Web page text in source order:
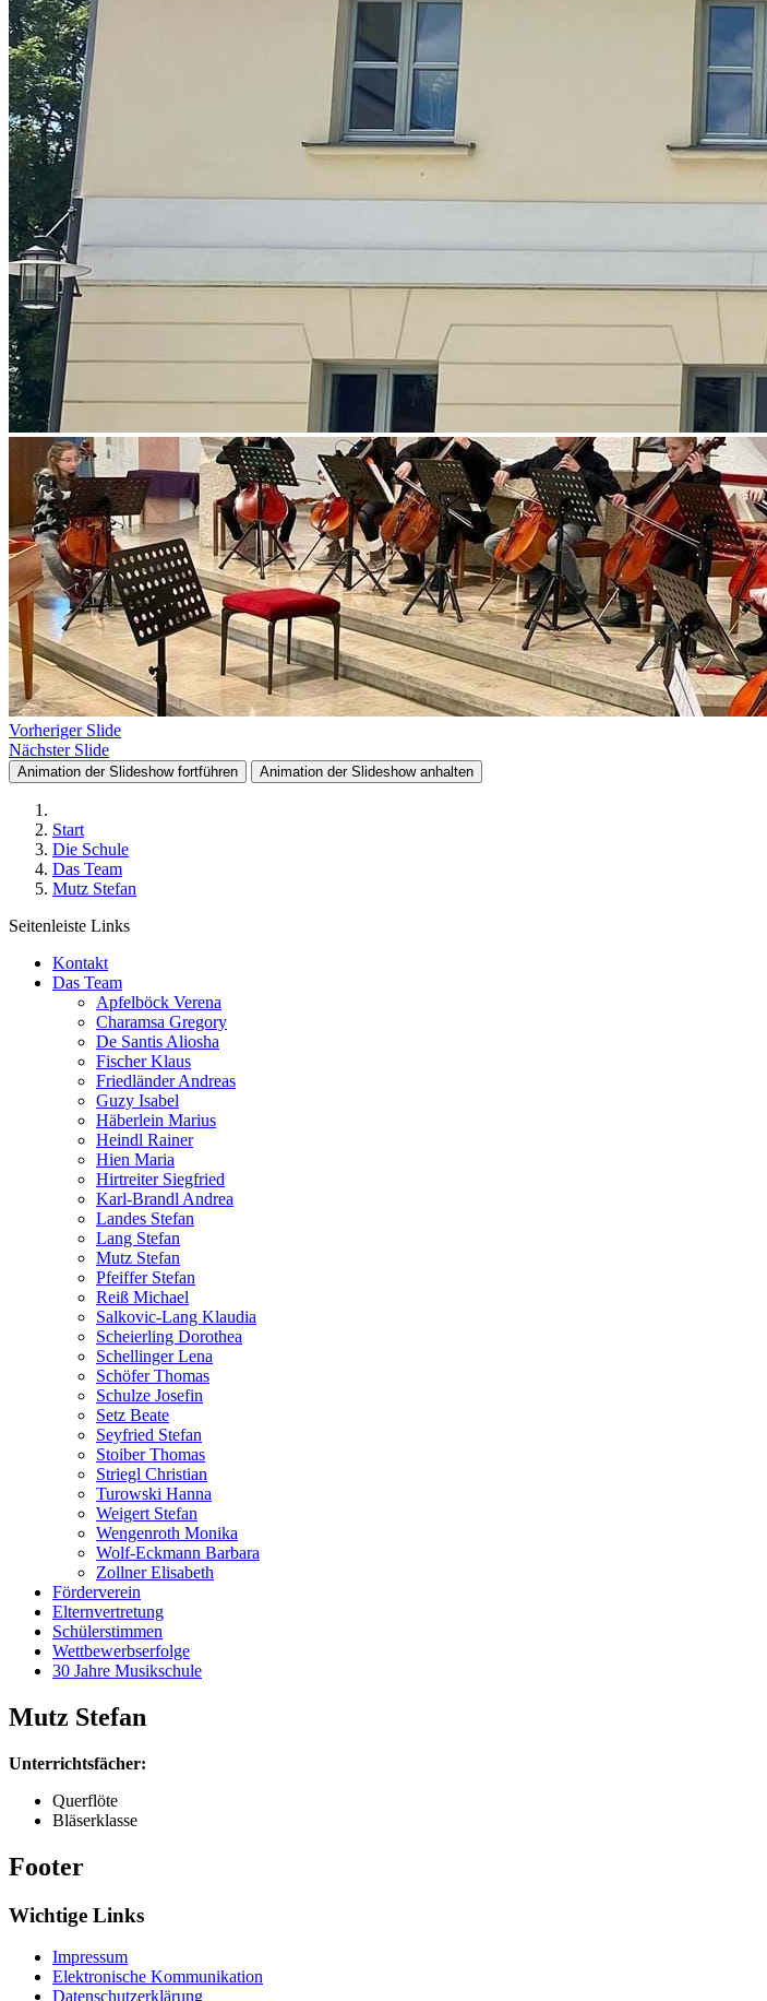
Vorheriger Slide
Nächster Slide
Animation der Slideshow fortführen Animation der Slideshow anhalten
Start
Die Schule
Das Team
Mutz Stefan
Seitenleiste Links
Kontakt
Das Team
Apfelböck Verena
Charamsa Gregory
De Santis Aliosha
Fischer Klaus
Friedländer Andreas
Guzy Isabel
Häberlein Marius
Heindl Rainer
Hien Maria
Hirtreiter Siegfried
Karl-Brandl Andrea
Landes Stefan
Lang Stefan
Mutz Stefan
Pfeiffer Stefan
Reiß Michael
Salkovic-Lang Klaudia
Scheierling Dorothea
Schellinger Lena
Schöfer Thomas
Schulze Josefin
Setz Beate
Seyfried Stefan
Stoiber Thomas
Striegl Christian
Turowski Hanna
Weigert Stefan
Wengenroth Monika
Wolf-Eckmann Barbara
Zollner Elisabeth
Förderverein
Elternvertretung
Schülerstimmen
Wettbewerbserfolge
30 Jahre Musikschule
Mutz Stefan
Unterrichtsfächer:
Querflöte
Bläserklasse
Footer
Wichtige Links
Impressum
Elektronische Kommunikation
Datenschutzerklärung